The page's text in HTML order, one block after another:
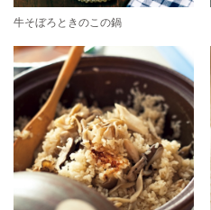
牛そぼろときのこの鍋